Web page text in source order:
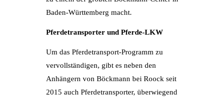
Baden-Württemberg macht.
Pferdetransporter und Pferde-LKW
Um das Pferdetransport-Programm zu
vervollständigen, gibt es neben den
Anhängern von Böckmann bei Roock seit
2015 auch Pferdetransporter, überwiegend